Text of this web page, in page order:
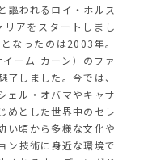
謳われるロイ・ホルス
アをスタートしまし
なったのは2003年。
ーム カーン）のファ
しました。今では、
ェル・オバマやキャサ
めとした世界中のセレ
い頃から多様な文化や
ン技術に身近な環境で